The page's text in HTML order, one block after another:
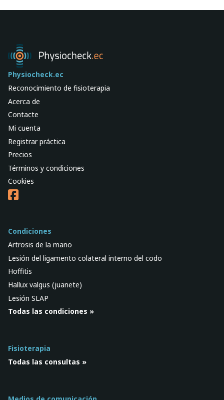
Physiocheck.ec
Reconocimiento de fisioterapia
Acerca de
Contacte
Mi cuenta
Registrar práctica
Precios
Términos y condiciones
Cookies
Condiciones
Artrosis de la mano
Lesión del ligamento colateral interno del codo
Hoffitis
Hallux valgus (juanete)
Lesión SLAP
Todas las condiciones »
Fisioterapia
Todas las consultas »